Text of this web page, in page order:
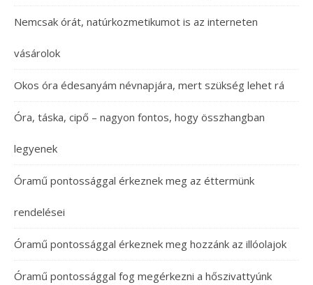
Nemcsak órát, natúrkozmetikumot is az interneten
vásárolok
Okos óra édesanyám névnapjára, mert szükség lehet rá
Óra, táska, cipő – nagyon fontos, hogy összhangban
legyenek
Óramű pontossággal érkeznek meg az éttermünk
rendelései
Óramű pontossággal érkeznek meg hozzánk az illóolajok
Óramű pontossággal fog megérkezni a hőszivattyúnk